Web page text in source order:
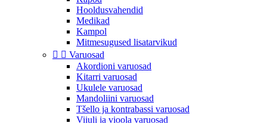
Hooldusvahendid
Medikad
Kampol
Mitmesugused lisatarvikud
  Varuosad
Akordioni varuosad
Kitarri varuosad
Ukulele varuosad
Mandoliini varuosad
Tšello ja kontrabassi varuosad
Viiuli ja vioola varuosad